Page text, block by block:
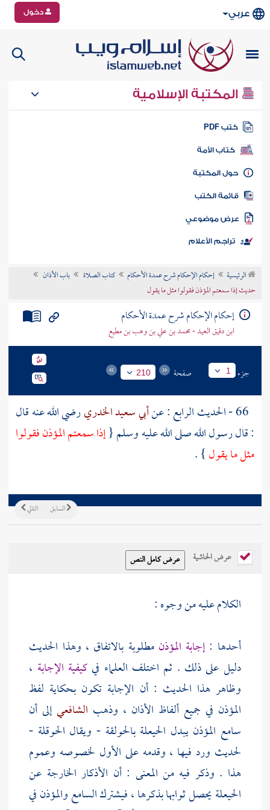
عربي دخول
المكتبة الإسلامية
كتب PDF
كتاب الأمة
المكتبة
الكتب
موضوعي
تراجم الأعلام
الرئيسية إحكام الإحكام شرح عمدة الأحكام كتاب الصلاة
باب الأذان
حديث إذا سمعتم المؤذن فقولوا مثل ما يقول
إحكام الإحكام شرح عمدة الأحكام
ابن دقيق العيد - محمد بن علي بن وهب بن مطيع
جزء 1 صفحة 210
أبي سعيد الخدريرضي الله عنه قال
: قال رسول الله صلى الله عليه وسلم {إذا سمعتم المؤذن فقولوا
مثل ما يقول} .
التالي السابق
عرض الحاشية
الكلام عليه من وجوه :
أحدها :إجابة المؤذنمطلوبة بالاتفاق ، وهذا الحديث
دليل على ذلك . ثم اختلف العلماء فيكيفية الإجابة ،
وظاهر هذا الحديث : أن الإجابة تكون بحكاية لفظ
المؤذن في جميع ألفاظ الأذان ، وذهب الشافعيإلى أن
سامع المؤذن يبدل الحيعلة بالحولقة - ويقال الحوقلة -
لحديث ورد فيها ، وقدمه على الأول لخصوصه وعموم
هذا . وذكر فيه من المعنى : أن الأذكار الخارجة عن
الحيعلة يحصل ثوابها بذكرها ، فيشترك السامع والمؤذن في